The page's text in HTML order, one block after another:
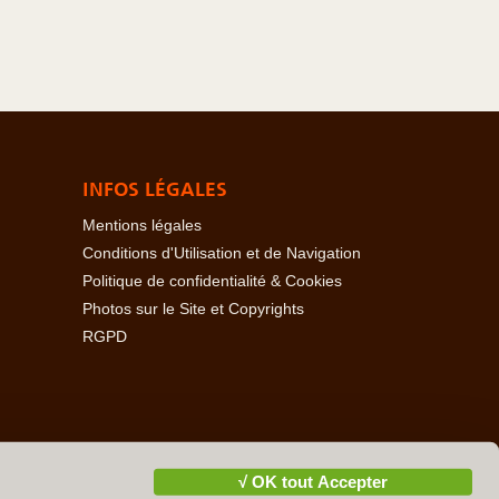
√ OK tout Accepter
INFOS LÉGALES
Mentions légales
Conditions d'Utilisation et de Navigation
Politique de confidentialité & Cookies
Photos sur le Site et Copyrights
RGPD
Cameroun -Canada -Cap Vert -Chili -
Djibouti -Ecosse -Egypte -Emirats